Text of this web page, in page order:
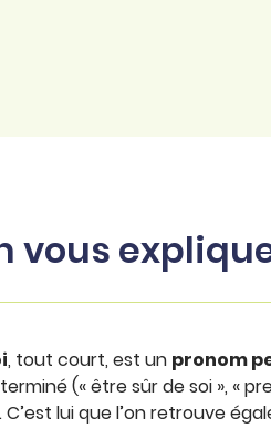
vous
, tout court, est un pronom
(« être sûr de soi », «
C’est lui que l’on retrouve